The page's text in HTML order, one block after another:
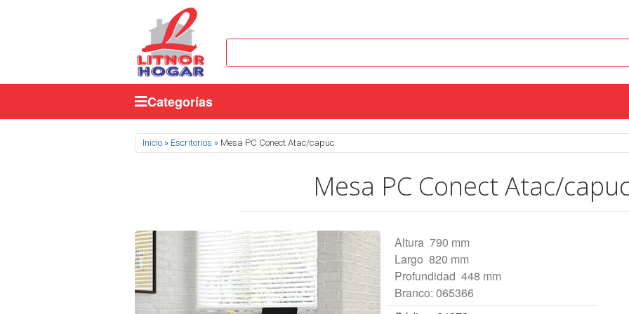
Categorías
Se encuentra usted aquí
Inicio » Escritorios » Mesa PC Conect Atac/capuc
Mesa PC Conect Atac/
Altura  790 mm
Largo  820 mm
Profundidad  448 mm
Branco: 065366